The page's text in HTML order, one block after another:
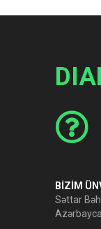
BİZİM
Səttar